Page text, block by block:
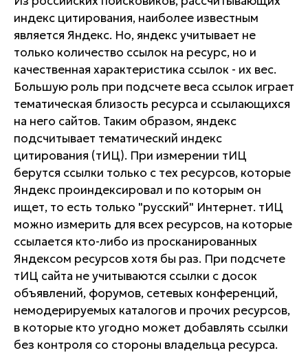
индекс цитирования, наиболее известным
является Яндекс. Но, яндекс учитывает не
только количество ссылок на ресурс, но и
качественная характеристика ссылок - их вес.
Большую роль при подсчете веса ссылок играет
тематическая близость ресурса и ссылающихся
на него сайтов. Таким образом, яндекс
подсчитывает тематический индекс
цитирования (тИЦ). При измерении тИЦ
берутся ссылки только с тех ресурсов, которые
Яндекс проиндексировал и по которым он
ищет, то есть только "русский" Интернет. тИЦ
можно измерить для всех ресурсов, на которые
ссылается кто-либо из просканированных
Яндексом ресурсов хотя бы раз. При подсчете
тИЦ сайта не учитываются ссылки с досок
объявлений, форумов, сетевых конференций,
немодерируемых каталогов и прочих ресурсов,
в которые кто угодно может добавлять ссылки
без контроля со стороны владельца ресурса.